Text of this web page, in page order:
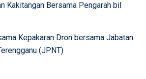
Kakitangan Bersama Pengarah bil
Kepakaran Dron bersama Jabatan
(JPNT)